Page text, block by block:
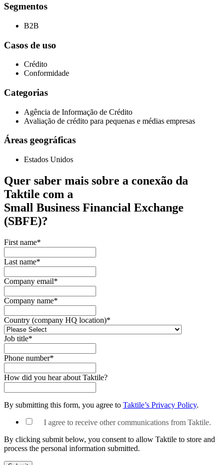
Segmentos
B2B
Casos de uso
Crédito
Conformidade
Categorias
Agência de Informação de Crédito
Avaliação de crédito para pequenas e médias empresas
Áreas geográficas
Estados Unidos
Quer saber mais sobre a conexão da
Taktile com a
Small Business Financial Exchange
(SBFE)?
First name*
Last name*
Company email*
Company name*
Country (company HQ location)*
Job title*
Phone number*
How did you hear about Taktile?
By submitting this form, you agree to Taktile’s Privacy Policy.
I agree to receive other communications from Taktile.
By clicking submit below, you consent to allow Taktile to store and
process the personal information submitted.